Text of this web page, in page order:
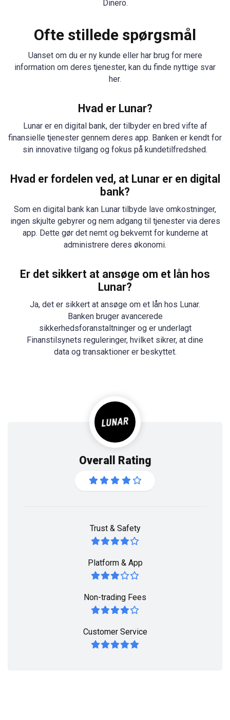
Dinero.
Ofte stillede spørgsmål
Uanset om du er ny kunde eller har brug for mere
information om deres tjenester, kan du finde nyttige svar
her.
Hvad er Lunar?
Lunar er en digital bank, der tilbyder en bred vifte af
finansielle tjenester gennem deres app. Banken er kendt for
sin innovative tilgang og fokus på kundetilfredshed.
Hvad er fordelen ved, at Lunar er en digital
bank?
Som en digital bank kan Lunar tilbyde lave omkostninger,
ingen skjulte gebyrer og nem adgang til tjenester via deres
app. Dette gør det nemt og bekvemt for kunderne at
administrere deres økonomi.
Er det sikkert at ansøge om et lån hos
Lunar?
Ja, det er sikkert at ansøge om et lån hos Lunar.
Banken bruger avancerede
sikkerhedsforanstaltninger og er underlagt
Finanstilsynets reguleringer, hvilket sikrer, at dine
data og transaktioner er beskyttet.
Overall Rating
Trust & Safety
Platform & App
Non-trading Fees
Customer Service